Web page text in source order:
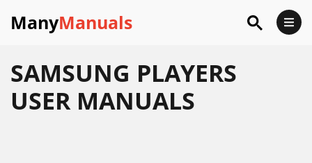
ManyManuals
SAMSUNG PLAYERS
USER MANUALS